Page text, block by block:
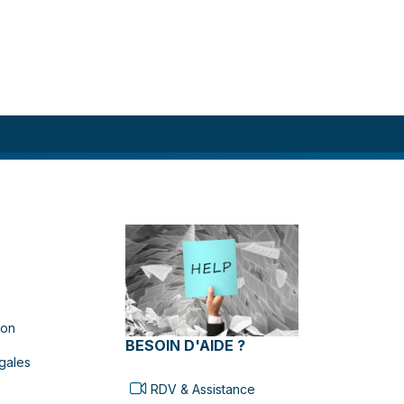
BESOIN D'AIDE ?
RDV & Assistance